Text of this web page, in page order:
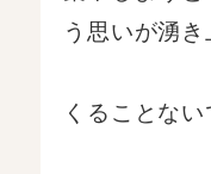
う思いが湧
くることない